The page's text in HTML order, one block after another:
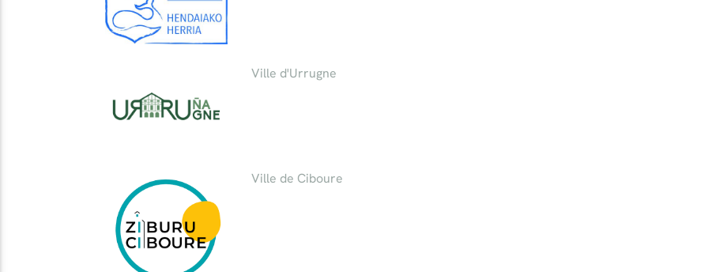
Ville d'Urrugne
Ville de Ciboure